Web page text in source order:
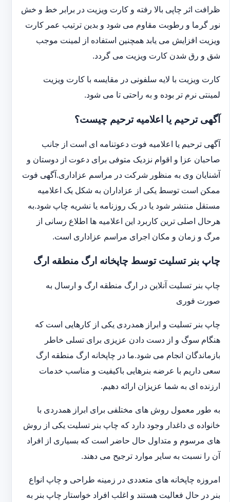
ظرافت اثر چاپی بالا رفته و کارت ویزیت در برابر خط و خش
نور گرما و رطوبت مقاوم می شود و بدین ترتیب عمر کارت
ویزیت افزایش می یابد همچنین استفاده از لمینت موجب
شق و رق شدن کارت ویزیت می گردد.
کارت ویزیت با لایه سلفونی در مقایسه با کارت ویزیت
لمینتی نرم تر بوده و به راحتی تا می شود.
آگهی ترحیم یا اعلامیه ترحیم چیست؟
آگهی ترحیم یا اعلامیه فوت دعوتنامه ای است از جانب
صاحبان عزا و اقوام نزدیک متوفی برای دعوت از دوستان و
آشنایان وی به منظور شرکت در مراسم عزاداری.آگهی فوت
ممکن است توسط یکی از عزاداران به شکل یک اعلامیه
مستقل منتشر شود یا در یک روزنامه یا نشریه چاپ شود.به
هرحال اصلی ترین کاربرد این اعلامیه ها اطلاع رسانی از
مرگ و زمان و مکان اجرای مراسم عزاداری است.
چاپ بنر تسلیت توسط چاپخانه ارگ منطقه ارگ
چاپ بنر تسلیت آنلاین در ارگ منطقه ارگ و ارسال به
صورت فوری
چاپ بنر تسلیت و ابراز همدردی یکی از کارهایی است که
هنگام سوگ و از دست دادن عزیزی برای تسلی خاطر
بازماندگان انجام می شود.ما در چاپخانه ارگ منطقه ارگ
سعی داریم با عرضه بنرهایی باکیفیت و مناسب خدمات
ارزنده ای به شما عزیزان ارائه دهیم.
به طور معمول روش های مختلفی برای ابراز همدردی با
خانواده ی داغدار وجود دارد که چاپ بنر تسلیت یکی از روش
های مرسوم و متداول حال حاضر است که بسیاری از افراد
آن را نسبت به سایر موارد ترجیح می دهند.
امروزه چاپخانه های متعددی در زمینه طراحی و چاپ انواع
بنر در حال فعالیت هستند و اغلب افراد خواستار چاپ بنر به